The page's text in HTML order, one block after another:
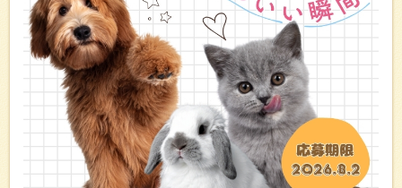
とかわいい瞬間』フォトコ